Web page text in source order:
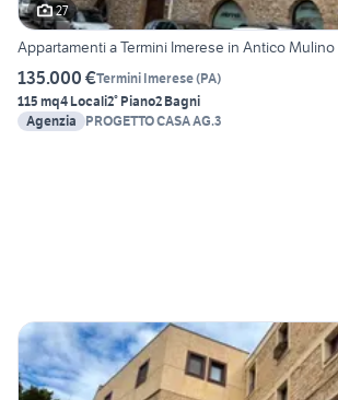
27
Appartamenti a Termini Imerese in Antico Mulino
135.000 €Termini Imerese(PA)
115 mq4 Locali2° Piano2 Bagni
Agenzia
PROGETTO CASA AG.3